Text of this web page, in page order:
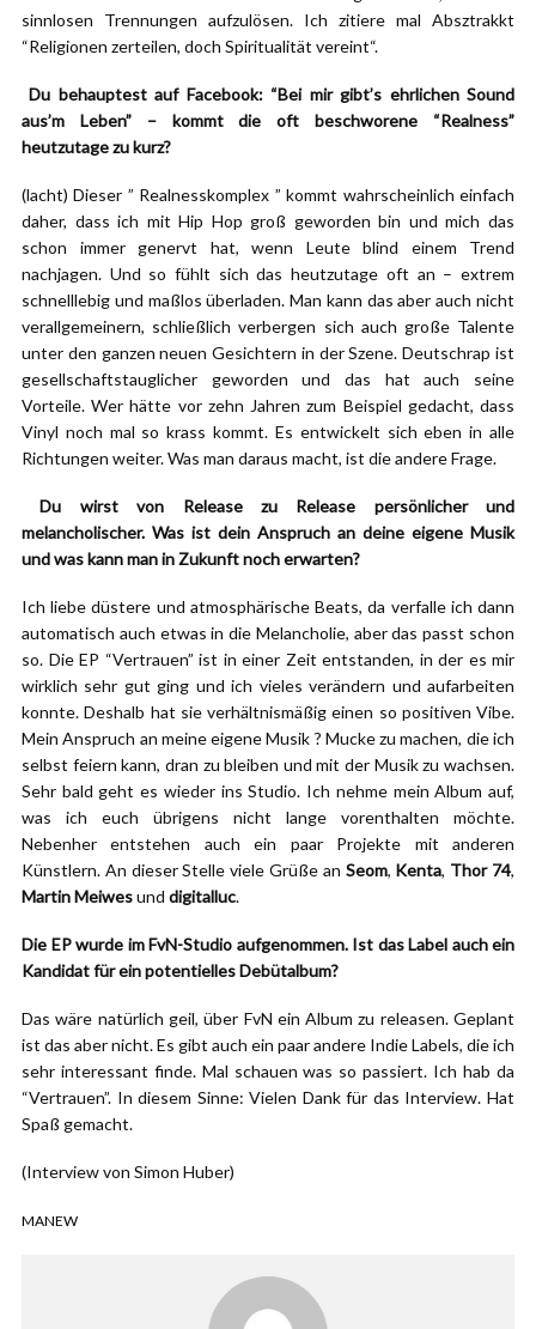
sinnlosen Trennungen aufzulösen. Ich zitiere mal Absztrakkt
“Religionen zerteilen, doch Spiritualität vereint“.
Du behauptest auf Facebook: “Bei mir gibt’s ehrlichen Sound
aus’m Leben” – kommt die oft beschworene “Realness”
heutzutage zu kurz?
(lacht) Dieser ” Realnesskomplex ” kommt wahrscheinlich einfach
daher, dass ich mit Hip Hop groß geworden bin und mich das
schon immer genervt hat, wenn Leute blind einem Trend
nachjagen. Und so fühlt sich das heutzutage oft an – extrem
schnelllebig und maßlos überladen. Man kann das aber auch nicht
verallgemeinern, schließlich verbergen sich auch große Talente
unter den ganzen neuen Gesichtern in der Szene. Deutschrap ist
gesellschaftstauglicher geworden und das hat auch seine
Vorteile. Wer hätte vor zehn Jahren zum Beispiel gedacht, dass
Vinyl noch mal so krass kommt. Es entwickelt sich eben in alle
Richtungen weiter. Was man daraus macht, ist die andere Frage.
Du wirst von Release zu Release persönlicher und
melancholischer. Was ist dein Anspruch an deine eigene Musik
und was kann man in Zukunft noch erwarten?
Ich liebe düstere und atmosphärische Beats, da verfalle ich dann
automatisch auch etwas in die Melancholie, aber das passt schon
so. Die EP “Vertrauen” ist in einer Zeit entstanden, in der es mir
wirklich sehr gut ging und ich vieles verändern und aufarbeiten
konnte. Deshalb hat sie verhältnismäßig einen so positiven Vibe.
Mein Anspruch an meine eigene Musik ? Mucke zu machen, die ich
selbst feiern kann, dran zu bleiben und mit der Musik zu wachsen.
Sehr bald geht es wieder ins Studio. Ich nehme mein Album auf,
was ich euch übrigens nicht lange vorenthalten möchte.
Nebenher entstehen auch ein paar Projekte mit anderen
Künstlern. An dieser Stelle viele Grüße an Seom, Kenta, Thor 74,
Martin Meiwesund digitalluc.
Die EP wurde im FvN-Studio aufgenommen. Ist das Label auch ein
Kandidat für ein potentielles Debütalbum?
Das wäre natürlich geil, über FvN ein Album zu releasen. Geplant
ist das aber nicht. Es gibt auch ein paar andere Indie Labels, die ich
sehr interessant finde. Mal schauen was so passiert. Ich hab da
“Vertrauen”. In diesem Sinne: Vielen Dank für das Interview. Hat
Spaß gemacht.
(Interview von Simon Huber)
MANEW